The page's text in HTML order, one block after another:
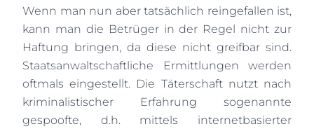
Wenn man nun aber tatsächlich reingefallen ist,
kann man die Betrüger in der Regel nicht zur
Haftung bringen, da diese nicht greifbar sind.
Staatsanwaltschaftliche Ermittlungen werden
oftmals eingestellt. Die Täterschaft nutzt nach
kriminalistischer Erfahrung sogenannte
gespoofte, d.h. mittels internetbasierter